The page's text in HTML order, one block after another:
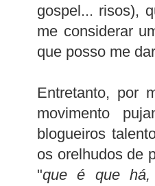
gospel... risos),
me considerar
que posso me
Entretanto, por
movimento
blogueiros
os orelhudos de
"que é que há,